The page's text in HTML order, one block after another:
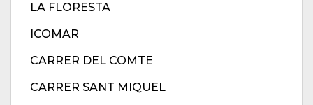
LA FLORESTA
ICOMAR
CARRER DEL COMTE
CARRER SANT MIQUEL